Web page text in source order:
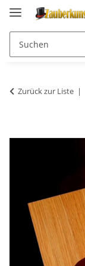
Zurück zur Liste